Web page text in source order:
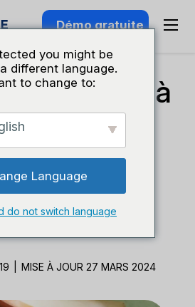
Démo gratuite
remettre à
biens de
les
MISE À JOUR 27 MARS 2024
you might be
different language.
to change to:
Language
do not switch language